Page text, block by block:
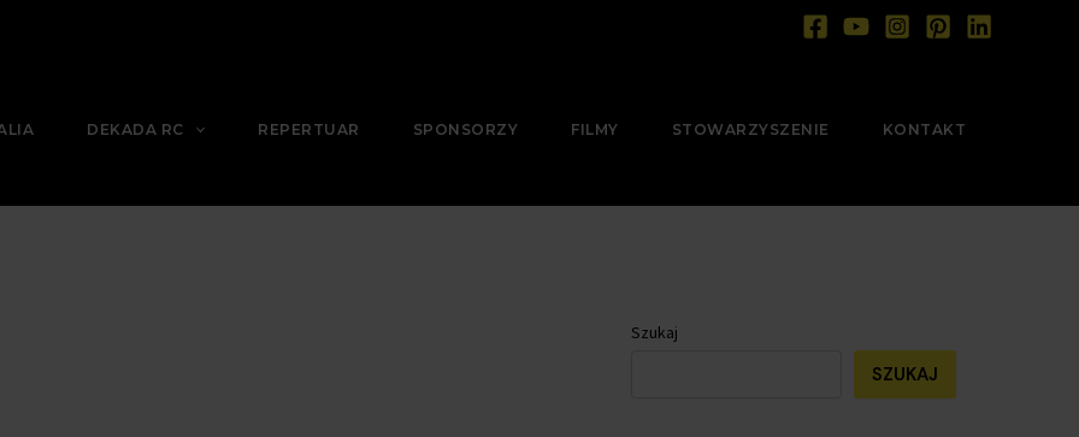
DEKADA RC REPERTUAR SPONSORZY FILMY STOWARZYSZENIE KONTAKT
Szukaj
SZUKAJ